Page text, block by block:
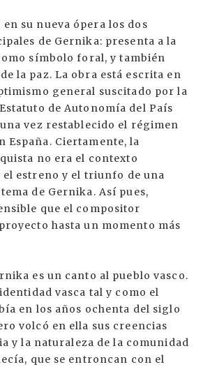
en su nueva ópera los dos
de Gernika: presenta a la
símbolo foral, y también
la paz. La obra está escrita en
general suscitado por la
de Autonomía del País
una vez restablecido el régimen
España. Ciertamente, la
no era el contexto
el estreno y el triunfo de una
de Gernika. Así pues,
que el compositor
hasta un momento más
es un canto al pueblo vasco.
vasca tal y como el
en los años ochenta del siglo
volcó en ella sus creencias
y la naturaleza de la comunidad
que se entroncan con el